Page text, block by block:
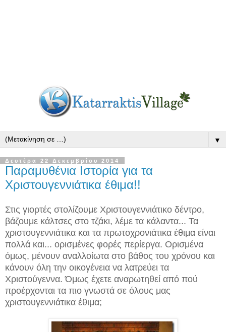
▼
Δευτέρα 22 Δεκεμβρίου 2014
Παραμυθένια Ιστορία για τα
Χριστουγεννιάτικα έθιμα!!
Στις γιορτές στολίζουμε Χριστουγεννιάτικο δέντρο,
βάζουμε κάλτσες στο τζάκι, λέμε τα κάλαντα... Τα
χριστουγεννιάτικα και τα πρωτοχρονιάτικα έθιμα είναι
πολλά και... ορισμένες φορές περίεργα. Ορισμένα
όμως, μένουν αναλλοίωτα στο βάθος του χρόνου και
κάνουν όλη την οικογένεια να λατρεύει τα
Χριστούγεννα. Όμως έχετε αναρωτηθεί από πού
προέρχονται τα πιο γνωστά σε όλους μας
χριστουγεννιάτικα έθιμα;